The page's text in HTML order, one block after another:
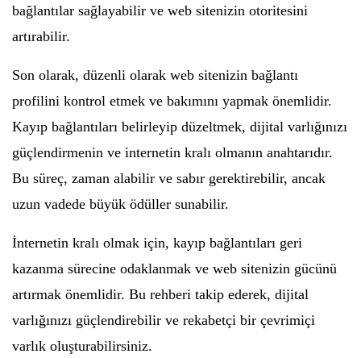
bağlantılar sağlayabilir ve web sitenizin otoritesini
artırabilir.
Son olarak, düzenli olarak web sitenizin bağlantı
profilini kontrol etmek ve bakımını yapmak önemlidir.
Kayıp bağlantıları belirleyip düzeltmek, dijital varlığınızı
güçlendirmenin ve internetin kralı olmanın anahtarıdır.
Bu süreç, zaman alabilir ve sabır gerektirebilir, ancak
uzun vadede büyük ödüller sunabilir.
İnternetin kralı olmak için, kayıp bağlantıları geri
kazanma sürecine odaklanmak ve web sitenizin gücünü
artırmak önemlidir. Bu rehberi takip ederek, dijital
varlığınızı güçlendirebilir ve rekabetçi bir çevrimiçi
varlık oluşturabilirsiniz.